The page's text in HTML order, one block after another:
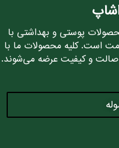
پوستی و بهداشتی با
است. کلیه محصولات ما با
و کیفیت عرضه می‌شوند.